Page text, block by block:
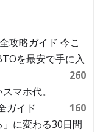
攻略ガイド 今こ
を最安で手に入
260
マホ代。
ガイド
160
に変わる30日間